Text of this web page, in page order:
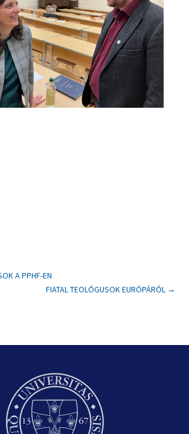
A PPHF-EN
FIATAL TEOLÓGUSOK EURÓPÁRÓL→